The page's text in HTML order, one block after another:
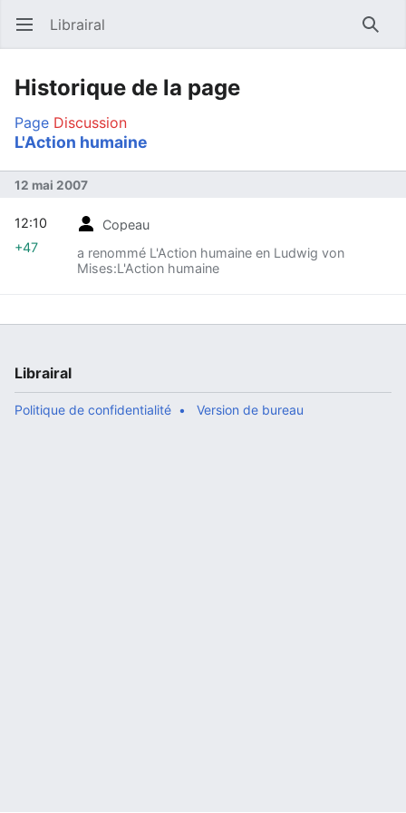
Ouvrir le menu principal Librairal
Historique de la page
Page Discussion
L'Action humaine
12 mai 2007
Copeau
a renommé L'Action humaine en Ludwig von
Mises:L'Action humaine
12:10
+47
Librairal
Politique de confidentialité Version de bureau